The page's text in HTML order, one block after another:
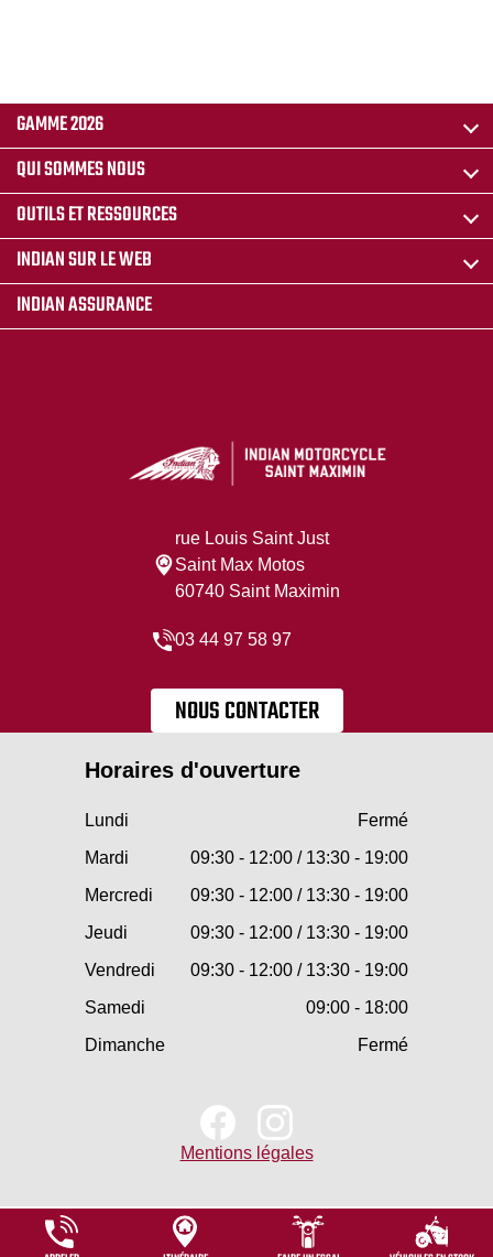
GAMME 2026
QUI SOMMES NOUS
OUTILS ET RESSOURCES
INDIAN SUR LE WEB
INDIAN ASSURANCE
rue Louis Saint Just
Saint Max Motos
60740 Saint Maximin
03 44 97 58 97
NOUS CONTACTER
Horaires d'ouverture
Lundi
Fermé
Mardi
09:30 - 12:00 / 13:30 - 19:00
Mercredi
09:30 - 12:00 / 13:30 - 19:00
Jeudi
09:30 - 12:00 / 13:30 - 19:00
Vendredi
09:30 - 12:00 / 13:30 - 19:00
Samedi
09:00 - 18:00
Dimanche
Fermé
Mentions légales